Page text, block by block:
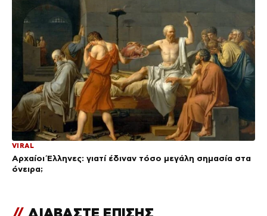
VIRAL
Αρχαίοι Έλληνες: γιατί έδιναν τόσο μεγάλη σημασία στα
όνειρα;